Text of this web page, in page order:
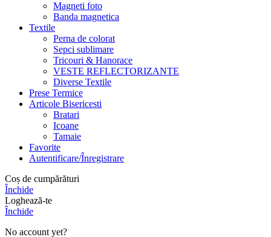
Magneti foto
Banda magnetica
Textile
Perna de colorat
Sepci sublimare
Tricouri & Hanorace
VESTE REFLECTORIZANTE
Diverse Textile
Prese Termice
Articole Bisericesti
Bratari
Icoane
Tamaie
Favorite
Autentificare/Înregistrare
Coș de cumpărături
Închide
Loghează-te
Închide
No account yet?